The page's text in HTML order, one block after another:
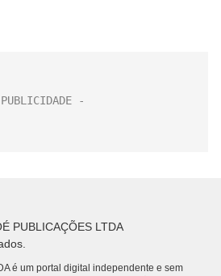
PUBLICAÇÕES LTDA
é um portal digital independente e sem